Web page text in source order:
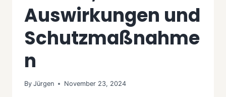
Auswirkungen und
Schutzmaßnahme
n
By Jürgen November 23, 2024